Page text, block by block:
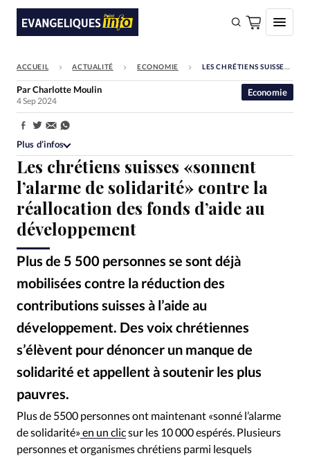
FAIRE UN DON
Faire un don
Eglises
Société
Monde
Bible
Toute l'actualité
Se connecter
Devise:CHF
RUBRIQUES
Toute l'actualité Bible Culture
Economie
Eglises
Histoire Laicité
Liberté religieuse
Mission
Monde People Politique
Religions
Société
ACCUEIL ACTUALITÉ ECONOMIE LES CHRÉTIENS SUISSES «SONNENT L’ALARME DE SOLIDARITÉ» CONTRE LA RÉALLOCATION DES FONDS D’AIDE AU DÉVELOPPEMENT
Les chrétiens suisses «sonnent
l’alarme de solidarité» contre la
réallocation des fonds d’aide au
développement
Plus de 5 500 personnes se sont déjà
mobilisées contre la réduction des
contributions suisses à l’aide au
développement. Des voix chrétiennes
s’élèvent pour dénoncer un manque de
solidarité et appellent à soutenir les plus
pauvres.
Economie
ParCharlotte Moulin
4 Sep 2024
Partager:
Plus d’infos
Plus de 5500 personnes ont maintenant «sonné l’alarme
de solidarité»en un clicsur les 10 000 espérés. Plusieurs
personnes et organismes chrétiens parmi lesquels